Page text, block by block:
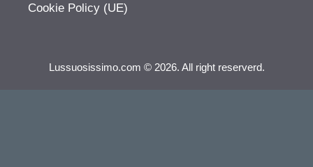
Cookie Policy (UE)
Lussuosissimo.com © 2026. All right reserverd.